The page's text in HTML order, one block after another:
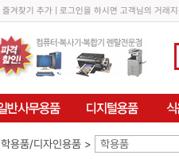
즐겨찾기 추가| 로그인을 하시면 고객님의 거래
학용품/디자인용품 > 학용품